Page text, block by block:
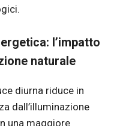
l’impatto
naturale
diurna riduce in
dall’illuminazione
una maggiore